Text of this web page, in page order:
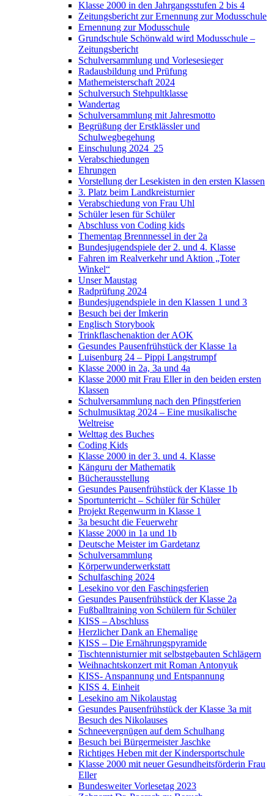
Klasse 2000 in den Jahrgangsstufen 2 bis 4
Zeitungsbericht zur Ernennung zur Modusschule
Ernennung zur Modusschule
Grundschule Schönwald wird Modusschule –
Zeitungsbericht
Schulversammlung und Vorlesesieger
Radausbildung und Prüfung
Mathemeisterschaft 2024
Schulversuch Stehpultklasse
Wandertag
Schulversammlung mit Jahresmotto
Begrüßung der Erstklässler und
Schulwegbegehung
Einschulung 2024_25
Verabschiedungen
Ehrungen
Vorstellung der Lesekisten in den ersten Klassen
3. Platz beim Landkreisturnier
Verabschiedung von Frau Uhl
Schüler lesen für Schüler
Abschluss von Coding kids
Thementag Brennnessel in der 2a
Bundesjugendspiele der 2. und 4. Klasse
Fahren im Realverkehr und Aktion „Toter
Winkel“
Unser Maustag
Radprüfung 2024
Bundesjugendspiele in den Klassen 1 und 3
Besuch bei der Imkerin
Englisch Storybook
Trinkflaschenaktion der AOK
Gesundes Pausenfrühstück der Klasse 1a
Luisenburg 24 – Pippi Langstrumpf
Klasse 2000 in 2a, 3a und 4a
Klasse 2000 mit Frau Eller in den beiden ersten
Klassen
Schulversammlung nach den Pfingstferien
Schulmusiktag 2024 – Eine musikalische
Weltreise
Welttag des Buches
Coding Kids
Klasse 2000 in der 3. und 4. Klasse
Känguru der Mathematik
Bücherausstellung
Gesundes Pausenfrühstück der Klasse 1b
Sportunterricht – Schüler für Schüler
Projekt Regenwurm in Klasse 1
3a besucht die Feuerwehr
Klasse 2000 in 1a und 1b
Deutsche Meister im Gardetanz
Schulversammlung
Körperwunderwerkstatt
Schulfasching 2024
Lesekino vor den Faschingsferien
Gesundes Pausenfrühstück der Klasse 2a
Fußballtraining von Schülern für Schüler
KISS – Abschluss
Herzlicher Dank an Ehemalige
KISS – Die Ernährungspyramide
Tischtennisturnier mit selbstgebauten Schlägern
Weihnachtskonzert mit Roman Antonyuk
KISS- Anspannung und Entspannung
KISS 4. Einheit
Lesekino am Nikolaustag
Gesundes Pausenfrühstück der Klasse 3a mit
Besuch des Nikolauses
Schneevergnügen auf dem Schulhang
Besuch bei Bürgermeister Jaschke
Richtiges Heben mit der Kindersportschule
Klasse 2000 mit neuer Gesundheitsförderin Frau
Eller
Bundesweiter Vorlesetag 2023